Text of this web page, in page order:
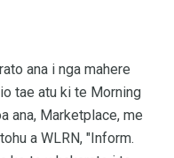
ana i nga mahere
tae atu ki te Morning
ana, Marketplace, me
a WLRN, "Inform.